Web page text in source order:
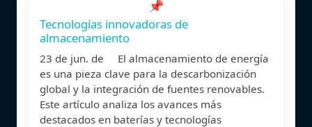
📌
Tecnologías innovadoras de
almacenamiento
23 de jun. de El almacenamiento de energía
es una pieza clave para la descarbonización
global y la integración de fuentes renovables.
Este artículo analiza los avances más
destacados en baterías y tecnologías